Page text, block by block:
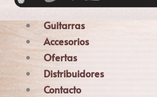
Menú
Guitarras
Accesorios
Ofertas
Distribuidores
Contacto